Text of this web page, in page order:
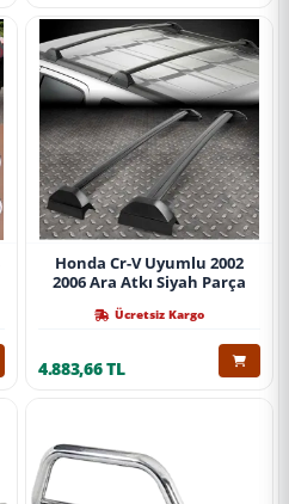
Honda Cr-V Uyumlu 2002
2006 Ara Atkı Siyah Parça
Ücretsiz Kargo
4.883,66 TL